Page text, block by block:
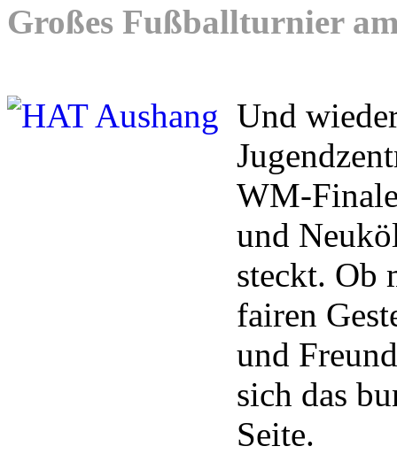
Großes Fußballturnier
Und
WM-
und
steckt. Ob
fairen
und
sich das
Seite.